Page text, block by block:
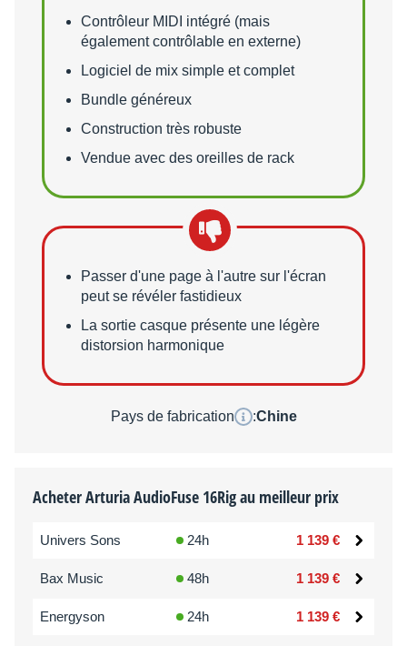
Contrôleur MIDI intégré (mais
également contrôlable en externe)
Logiciel de mix simple et complet
Bundle généreux
Construction très robuste
Vendue avec des oreilles de rack
Points faibles
Passer d'une page à l'autre sur l'écran
peut se révéler fastidieux
La sortie casque présente une légère
distorsion harmonique
Pays de fabrication :Chine
Acheter Arturia AudioFuse 16Rig au meilleur prix
Univers Sons 24h 1 139 €
Bax Music 48h 1 139 €
Energyson 24h 1 139 €